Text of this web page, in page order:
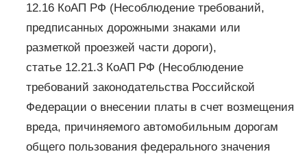
12.16 КоАП РФ (Несоблюдение требований,
предписанных дорожными знаками или
разметкой проезжей части дороги),
статье 12.21.3 КоАП РФ (Несоблюдение
требований законодательства Российской
Федерации о внесении платы в счет возмещения
вреда, причиняемого автомобильным дорогам
общего пользования федерального значения